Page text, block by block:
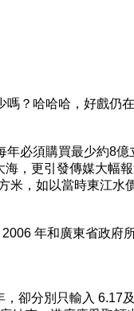
？哈哈哈，好戲仍在
必須購買最少約8
，更引發傳媒大幅
，如以當時東江水
年和廣東省政府
卻分別只輸入 6.17